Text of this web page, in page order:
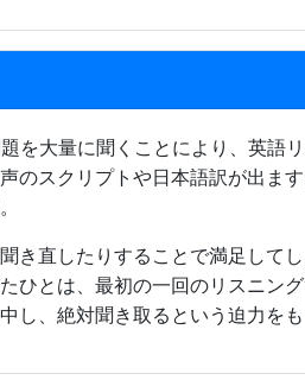
を大量に聞くことにより、英語
のスクリプトや日本語訳が出ま
き直したりすることで満足して
ひとは、最初の一回のリスニン
し、絶対聞き取るという迫力を